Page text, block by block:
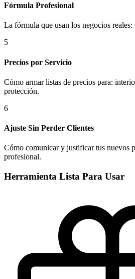
Fórmula Profesional
La fórmula que usan los negocios
5
Precios por Servicio
Cómo armar listas de precios para:
protección.
6
Ajuste Sin Perder Clientes
Cómo comunicar y justificar tus nuevos
profesional.
Herramienta Lista Para Usar